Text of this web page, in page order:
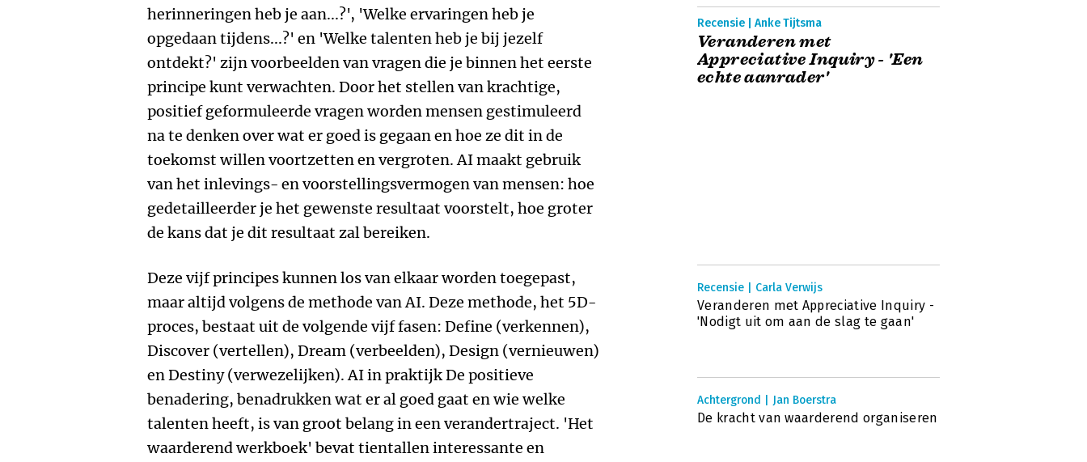
herinneringen heb je aan...?', 'Welke ervaringen heb je
opgedaan tijdens...?' en 'Welke talenten heb je bij jezelf
ontdekt?' zijn voorbeelden van vragen die je binnen het eerste
principe kunt verwachten. Door het stellen van krachtige,
positief geformuleerde vragen worden mensen gestimuleerd
na te denken over wat er goed is gegaan en hoe ze dit in de
toekomst willen voortzetten en vergroten. AI maakt gebruik
van het inlevings- en voorstellingsvermogen van mensen: hoe
gedetailleerder je het gewenste resultaat voorstelt, hoe groter
de kans dat je dit resultaat zal bereiken.
Deze vijf principes kunnen los van elkaar worden toegepast,
maar altijd volgens de methode van AI. Deze methode, het 5D-
proces, bestaat uit de volgende vijf fasen: Define (verkennen),
Discover (vertellen), Dream (verbeelden), Design (vernieuwen)
en Destiny (verwezelijken). AI in praktijk De positieve
benadering, benadrukken wat er al goed gaat en wie welke
talenten heeft, is van groot belang in een verandertraject. 'Het
waarderend werkboek' bevat tientallen interessante en
Recensie | Anke Tijtsma
Veranderen met
Appreciative Inquiry - 'Een
echte aanrader'
Recensie | Carla Verwijs
Veranderen met Appreciative Inquiry -
'Nodigt uit om aan de slag te gaan'
Achtergrond | Jan Boerstra
De kracht van waarderend organiseren